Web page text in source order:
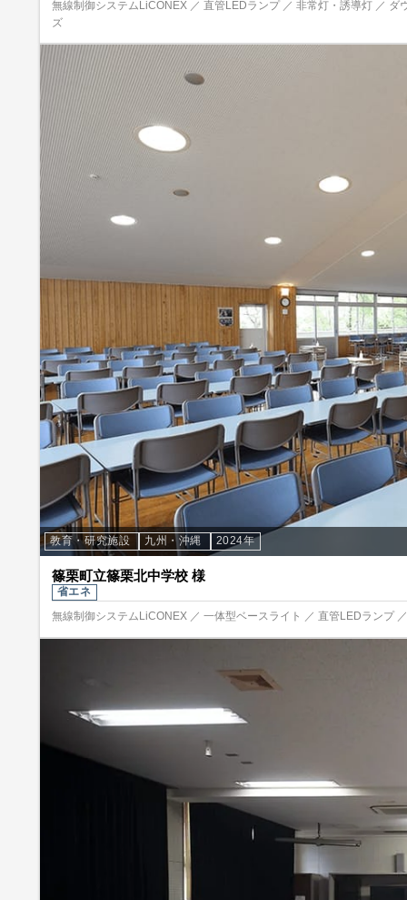
無線制御システムLiCONEX ／ 直管LEDランプ ／ 非常灯・誘導灯 ／
ズ
教育・研究施設 九州・沖縄 2024年
篠栗町立篠栗北中学校 様
省エネ
無線制御システムLiCONEX ／ 一体型ベースライト ／ 直管LEDランプ